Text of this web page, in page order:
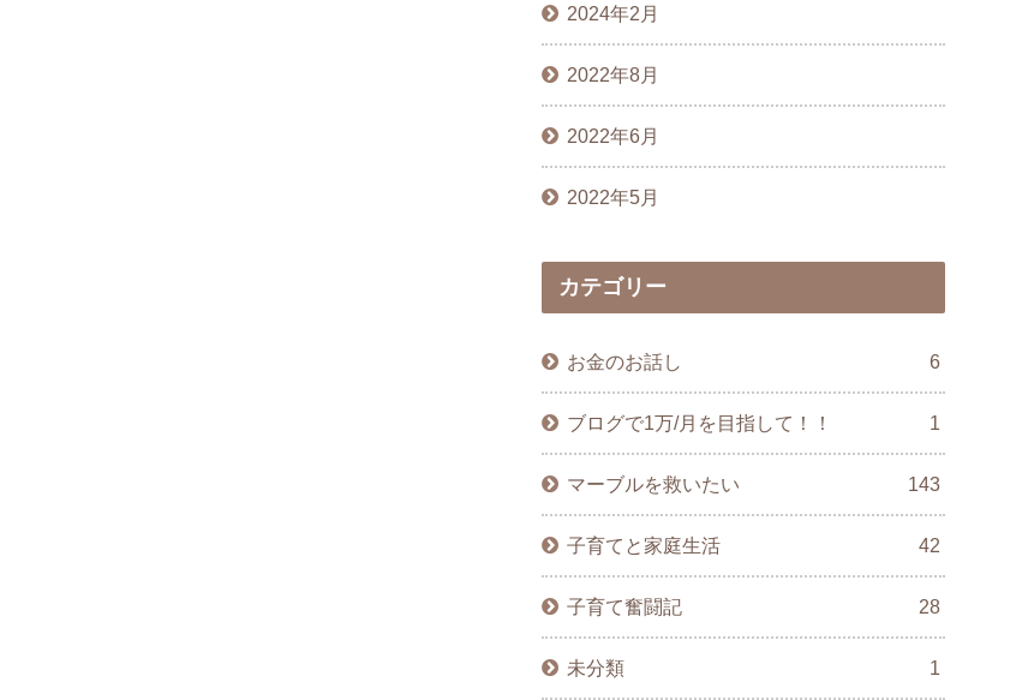
2024年2月
2022年8月
2022年6月
2022年5月
カテゴリー
お金のお話し 6
ブログで1万/月を目指して！！ 1
マーブルを救いたい 143
子育てと家庭生活 42
子育て奮闘記 28
未分類 1